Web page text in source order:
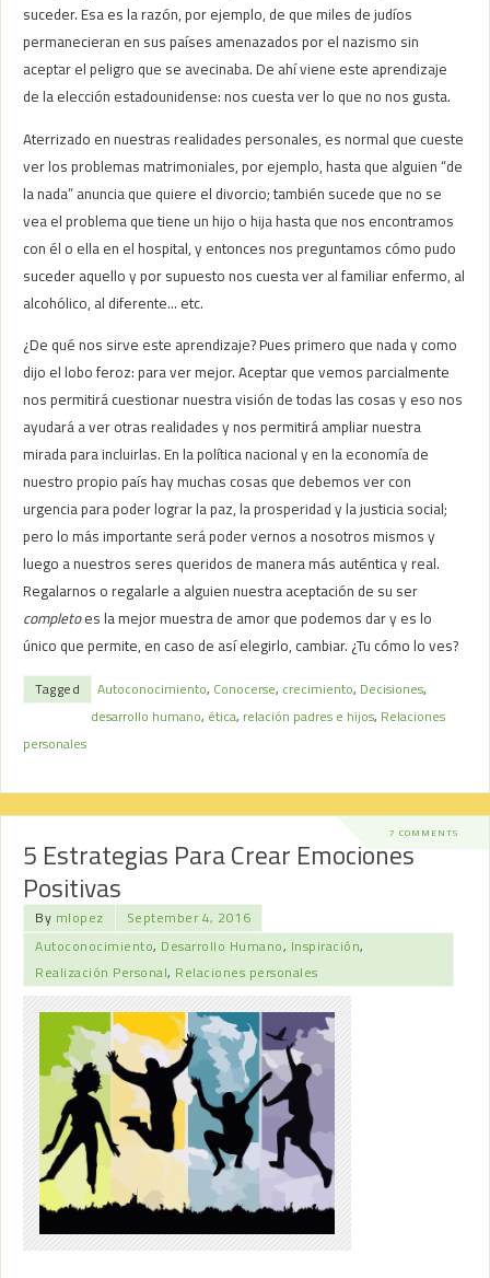
suceder. Esa es la razón, por ejemplo, de que miles de judíos
permanecieran en sus países amenazados por el nazismo sin
aceptar el peligro que se avecinaba. De ahí viene este aprendizaje
de la elección estadounidense: nos cuesta ver lo que no nos gusta.
Aterrizado en nuestras realidades personales, es normal que cueste
ver los problemas matrimoniales, por ejemplo, hasta que alguien “de
la nada” anuncia que quiere el divorcio; también sucede que no se
vea el problema que tiene un hijo o hija hasta que nos encontramos
con él o ella en el hospital, y entonces nos preguntamos cómo pudo
suceder aquello y por supuesto nos cuesta ver al familiar enfermo, al
alcohólico, al diferente… etc.
¿De qué nos sirve este aprendizaje? Pues primero que nada y como
dijo el lobo feroz: para ver mejor. Aceptar que vemos parcialmente
nos permitirá cuestionar nuestra visión de todas las cosas y eso nos
ayudará a ver otras realidades y nos permitirá ampliar nuestra
mirada para incluirlas. En la política nacional y en la economía de
nuestro propio país hay muchas cosas que debemos ver con
urgencia para poder lograr la paz, la prosperidad y la justicia social;
pero lo más importante será poder vernos a nosotros mismos y
luego a nuestros seres queridos de manera más auténtica y real.
Regalarnos o regalarle a alguien nuestra aceptación de su ser
completoes la mejor muestra de amor que podemos dar y es lo
único que permite, en caso de así elegirlo, cambiar. ¿Tu cómo lo ves?
Tagged Autoconocimiento, Conocerse, crecimiento, Decisiones,
desarrollo humano, ética, relación padres e hijos, Relaciones
personales
7 COMMENTS
5 Estrategias Para Crear Emociones
Positivas
By mlopez
September 4, 2016
Autoconocimiento, Desarrollo Humano, Inspiración,
Realización Personal, Relaciones personales